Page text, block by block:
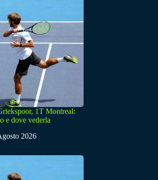
1T Montreal:
e dove vederla
2026